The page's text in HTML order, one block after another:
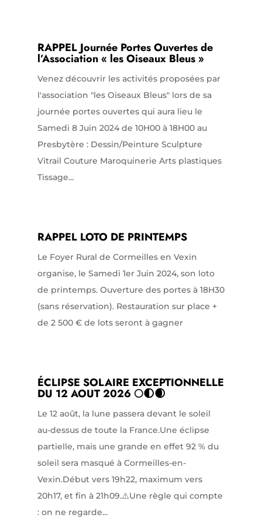
RAPPEL Journée Portes Ouvertes de
l’Association « les Oiseaux Bleus »
Venez découvrir les activités proposées par
l'association "les Oiseaux Bleus" lors de sa
journée portes ouvertes qui aura lieu le
Samedi 8 Juin 2024 de 10H00 à 18H00 au
Presbytère : Dessin/Peinture Sculpture
Vitrail Couture Maroquinerie Arts plastiques
Tissage...
RAPPEL LOTO DE PRINTEMPS
Le Foyer Rural de Cormeilles en Vexin
organise, le Samedi 1er Juin 2024, son loto
de printemps. Ouverture des portes à 18H30
(sans réservation). Restauration sur place +
de 2 500 € de lots seront à gagner
ÉCLIPSE SOLAIRE EXCEPTIONNELLE
DU 12 AOUT 2026 🌕🌓🌒
Le 12 août, la lune passera devant le soleil
au-dessus de toute la France.Une éclipse
partielle, mais une grande en effet 92 % du
soleil sera masqué à Cormeilles-en-
Vexin.Début vers 19h22, maximum vers
20h17, et fin à 21h09.⚠️Une règle qui compte
: on ne regarde...